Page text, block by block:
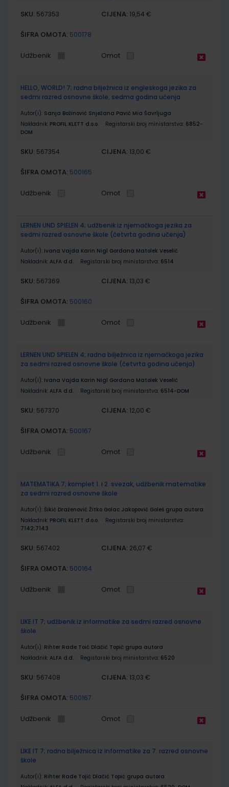
SKU: 567353 CIJENA: 19,54 €
ŠIFRA OMOTA: 500178
Udžbenik Omot
HELLO, WORLD! 7; radna bilježnica iz engleskoga jezika za
sedmi razred osnovne škole, sedma godina učenja
Autor(i): Sanja Božinović Snježana Pavić Mia Šavrljuga
Nakladnik: PROFIL KLETT d.o.o. Registarski broj ministarstva: 6852-
DOM
SKU: 567354 CIJENA: 13,00 €
ŠIFRA OMOTA: 500165
Udžbenik Omot
LERNEN UND SPIELEN 4; udžbenik iz njemačkoga jezika za
sedmi razred osnovne škole (četvrta godina učenja)
Autor(i): Ivana Vajda Karin Nigl Gordana Matolek Veselić
Nakladnik: ALFA d.d. Registarski broj ministarstva: 6514
SKU: 567369 CIJENA: 13,03 €
ŠIFRA OMOTA: 500160
Udžbenik Omot
LERNEN UND SPIELEN 4; radna bilježnica iz njemačkoga jezika
za sedmi razred osnovne škole (četvrta godina učenja)
Autor(i): Ivana Vajda Karin Nigl Gordana Matolek Veselić
Nakladnik: ALFA d.d. Registarski broj ministarstva: 6514-DOM
SKU: 567370 CIJENA: 12,00 €
ŠIFRA OMOTA: 500167
Udžbenik Omot
MATEMATIKA 7; komplet 1. i 2. svezak, udžbenik matematike
za sedmi razred osnovne škole
Autor(i): Šikić Draženović Žitko Golac Jakopović Goleš grupa autora
Nakladnik: PROFIL KLETT d.o.o.
Registarski broj ministarstva:
7142;7143
SKU: 567402 CIJENA: 26,07 €
ŠIFRA OMOTA: 500164
Udžbenik Omot
LIKE IT 7; udžbenik iz informatike za sedmi razred osnovne
škole
Autor(i): Rihter Rade Toić Dlačić Topić grupa autora
Nakladnik: ALFA d.d. Registarski broj ministarstva: 6520
SKU: 567408 CIJENA: 13,03 €
ŠIFRA OMOTA: 500167
Udžbenik Omot
LIKE IT 7; radna bilježnica iz informatike za 7. razred osnovne
škole
Autor(i): Rihter Rade Tojić Dlačić Topić grupa autora